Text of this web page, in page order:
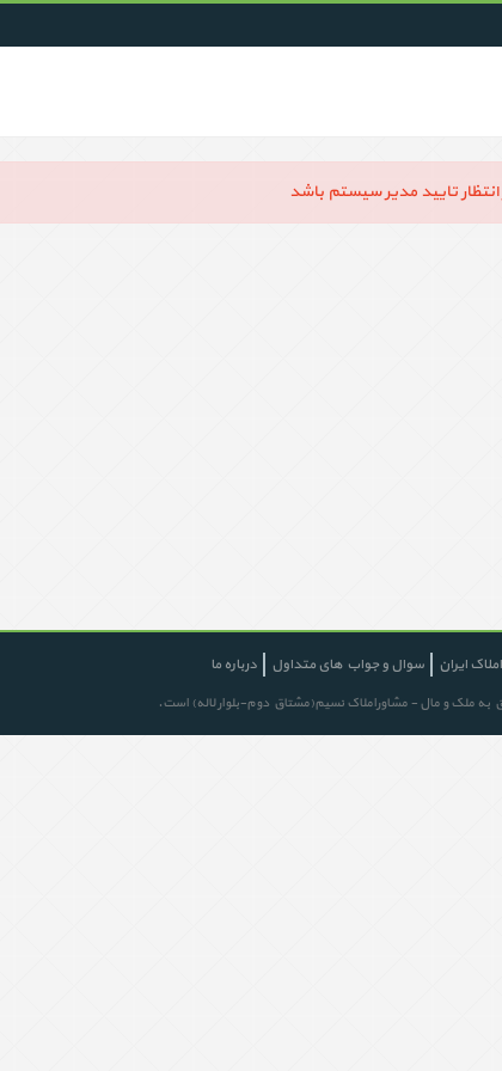
تایید مدیر سیستم باشد
ایران سوال و جواب های متداول درباره ما
ملک و مال - مشاوراملاک نسیم(مشتاق دوم-بلوار لاله) است.